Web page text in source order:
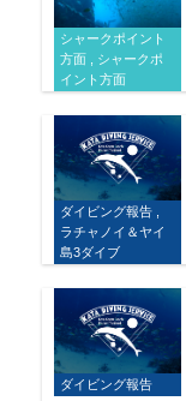
シャークポイント
方面 , シャークポ
イント方面
ダイビング報告 ,
ラチャノイ＆ヤイ
島3ダイブ
ダイビング報告